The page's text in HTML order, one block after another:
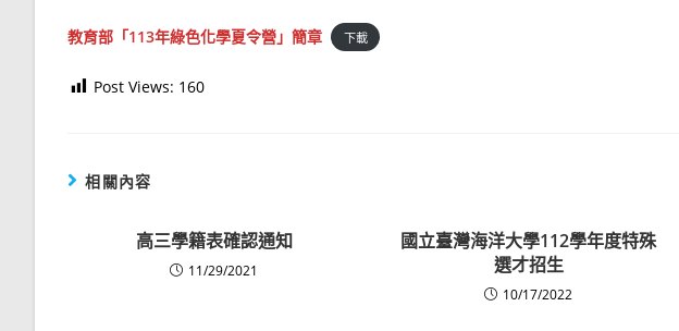
教育部「113年綠色化學夏令營」簡章 下載
Post Views: 160
相關內容
高三學籍表確認通知
11/29/2021
國立臺灣海洋大學112學年度特殊
選才招生
10/17/2022